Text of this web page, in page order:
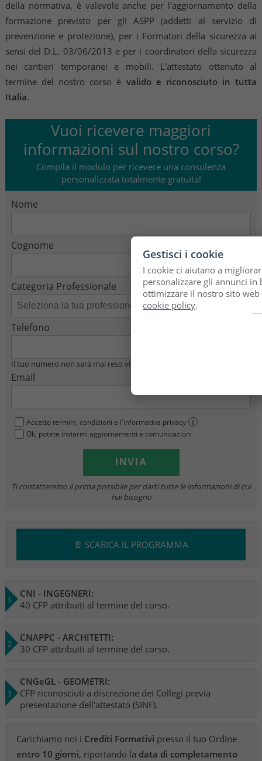
della normativa, è valevole anche per l'aggiornamento della
formazione previsto per gli ASPP (addetti al servizio di
prevenzione e protezione), per i Formatori della sicurezza ai
sensi del D.L. 03/06/2013 e per i coordinatori della sicurezza
nei cantieri temporanei e mobili. L'attestato ottenuto al
termine del nostro corso è valido e riconosciuto in tutta
Italia.
Vuoi ricevere maggiori
informazioni sul nostro corso?
Compila il modulo per ricevere una consulenza
personalizzata totalmente gratuita!
Nome
Cognome
Categoria Professionale
Telefono
Il tuo numero non sarà mai reso visibile
Email
Accetto termini, condizioni e l'informativa privacy i
Ok, potete inviarmi aggiornamenti e comunicazioni
Ti contatteremo il prima possibile per darti tutte le informazioni di cui
hai bisogno
📄 SCARICA IL PROGRAMMA
CNI - INGEGNERI:
40 CFP attribuiti al termine del corso.
CNAPPC - ARCHITETTI:
30 CFP attribuiti al termine del corso.
CNGeGL - GEOMETRI:
CFP riconosciuti a discrezione dei Collegi previa
presentazione dell'attestato (SINF).
Carichiamo noi i Crediti Formativi presso il tuo Ordine
entro 10 giorni, riportando la data di completamento
Gestisci i cookie
I cookie ci aiutano a
personalizzare gli annunci in
ottimizzare il nostro sito
cookie policy.